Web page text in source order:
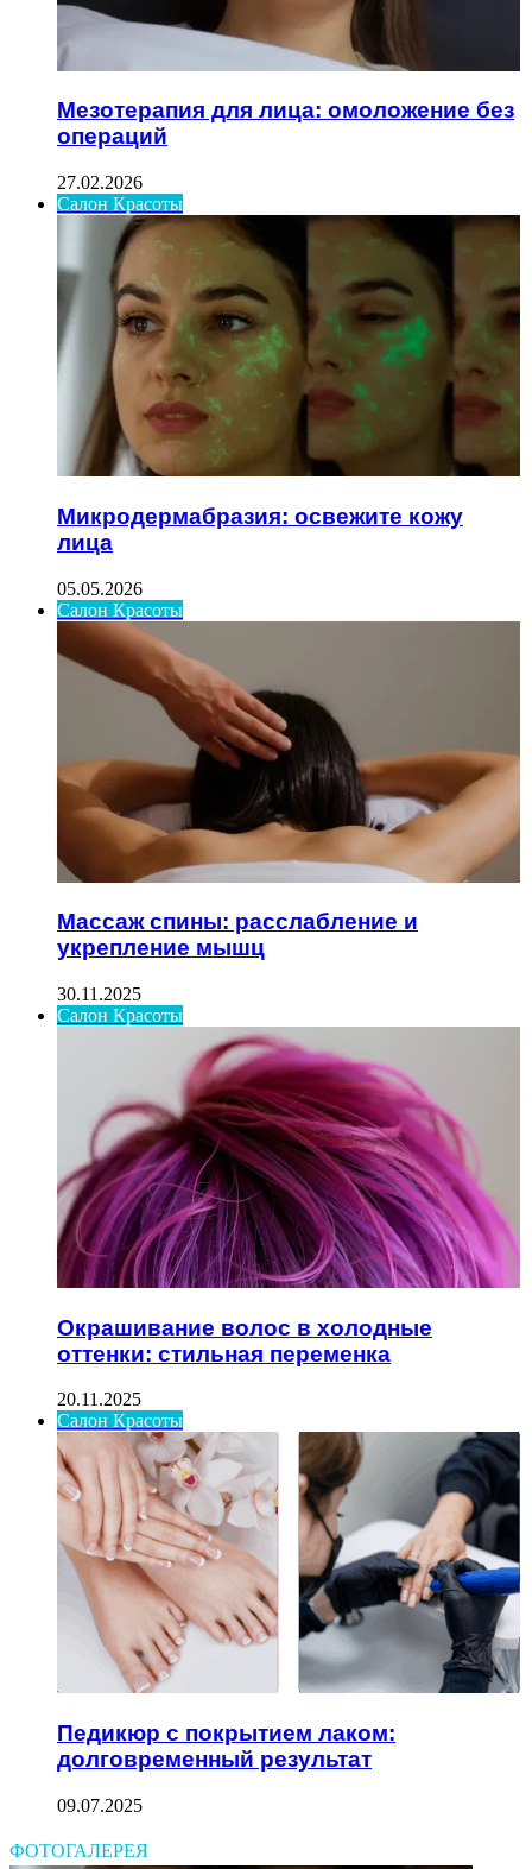
Мезотерапия для лица: омоложение без
операций
27.02.2026
Салон Красоты
Микродермабразия: освежите кожу
лица
05.05.2026
Салон Красоты
Массаж спины: расслабление и
укрепление мышц
30.11.2025
Салон Красоты
Окрашивание волос в холодные
оттенки: стильная переменка
20.11.2025
Салон Красоты
Педикюр с покрытием лаком:
долговременный результат
09.07.2025
ФОТОГАЛЕРЕЯ